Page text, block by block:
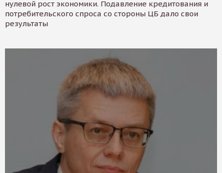
нулевой рост экономики. Подавление кредитования и
потребительского спроса со стороны ЦБ дало свои
результаты